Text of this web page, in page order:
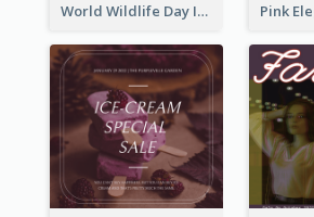
World Wildlife Day Instagram Post